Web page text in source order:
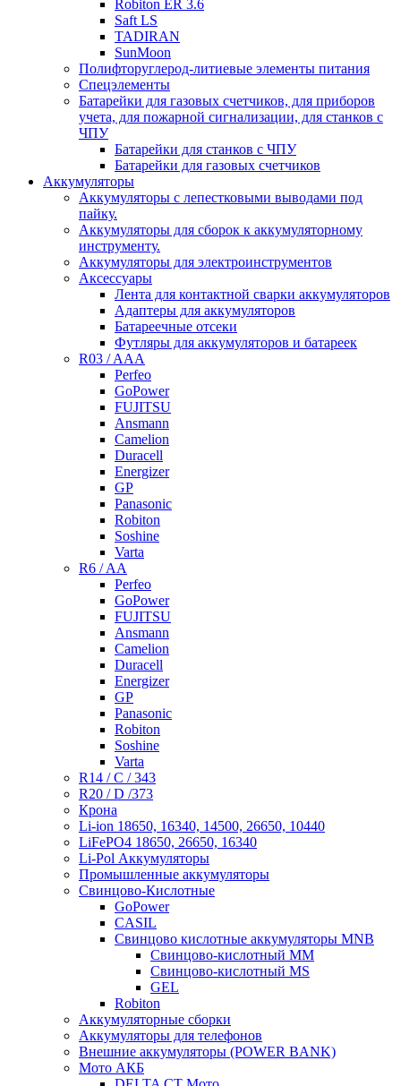
Robiton ER 3.6
Saft LS
TADIRAN
SunMoon
Полифторуглерод-литиевые элементы питания
Спецэлементы
Батарейки для газовых счетчиков, для приборов
учета, для пожарной сигнализации, для станков с
ЧПУ
Батарейки для станков с ЧПУ
Батарейки для газовых счетчиков
Аккумуляторы
Аккумуляторы с лепестковыми выводами под
пайку.
Аккумуляторы для сборок к аккумуляторному
инструменту.
Аккумуляторы для электроинструментов
Аксессуары
Лента для контактной сварки аккумуляторов
Адаптеры для аккумуляторов
Батареечные отсеки
Футляры для аккумуляторов и батареек
R03 / AAA
Perfeo
GoPower
FUJITSU
Ansmann
Camelion
Duracell
Energizer
GP
Panasonic
Robiton
Soshine
Varta
R6 / AA
Perfeo
GoPower
FUJITSU
Ansmann
Camelion
Duracell
Energizer
GP
Panasonic
Robiton
Soshine
Varta
R14 / C / 343
R20 / D /373
Крона
Li-ion 18650, 16340, 14500, 26650, 10440
LiFePO4 18650, 26650, 16340
Li-Pol Аккумуляторы
Промышленные аккумуляторы
Свинцово-Кислотные
GoPower
CASIL
Свинцово кислотные аккумуляторы MNB
Cвинцово-кислотный MM
Cвинцово-кислотный MS
GEL
Robiton
Аккумуляторные сборки
Аккумуляторы для телефонов
Внешние аккумуляторы (POWER BANK)
Мото АКБ